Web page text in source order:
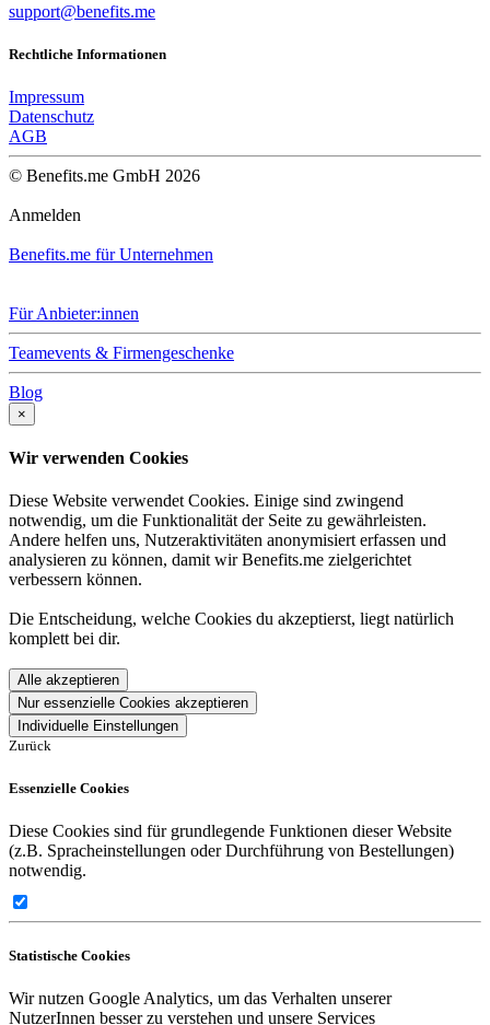
support@benefits.me
Rechtliche Informationen
Impressum
Datenschutz
AGB
© Benefits.me GmbH 2026
Anmelden
Benefits.me für Unternehmen
Für Anbieter:innen
Teamevents & Firmengeschenke
Blog
×
Wir verwenden Cookies
Diese Website verwendet Cookies. Einige sind zwingend
notwendig, um die Funktionalität der Seite zu gewährleisten.
Andere helfen uns, Nutzeraktivitäten anonymisiert erfassen und
analysieren zu können, damit wir Benefits.me zielgerichtet
verbessern können.
Die Entscheidung, welche Cookies du akzeptierst, liegt natürlich
komplett bei dir.
Alle akzeptieren
Nur essenzielle Cookies akzeptieren
Individuelle Einstellungen
Zurück
Essenzielle Cookies
Diese Cookies sind für grundlegende Funktionen dieser Website
(z.B. Spracheinstellungen oder Durchführung von Bestellungen)
notwendig.
Statistische Cookies
Wir nutzen Google Analytics, um das Verhalten unserer
NutzerInnen besser zu verstehen und unsere Services